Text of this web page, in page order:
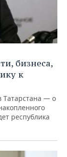
бизнеса,
к
Татарстана — о
республика